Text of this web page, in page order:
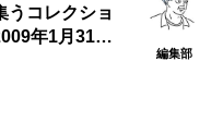
うコレクショ
年1月31日
編集部